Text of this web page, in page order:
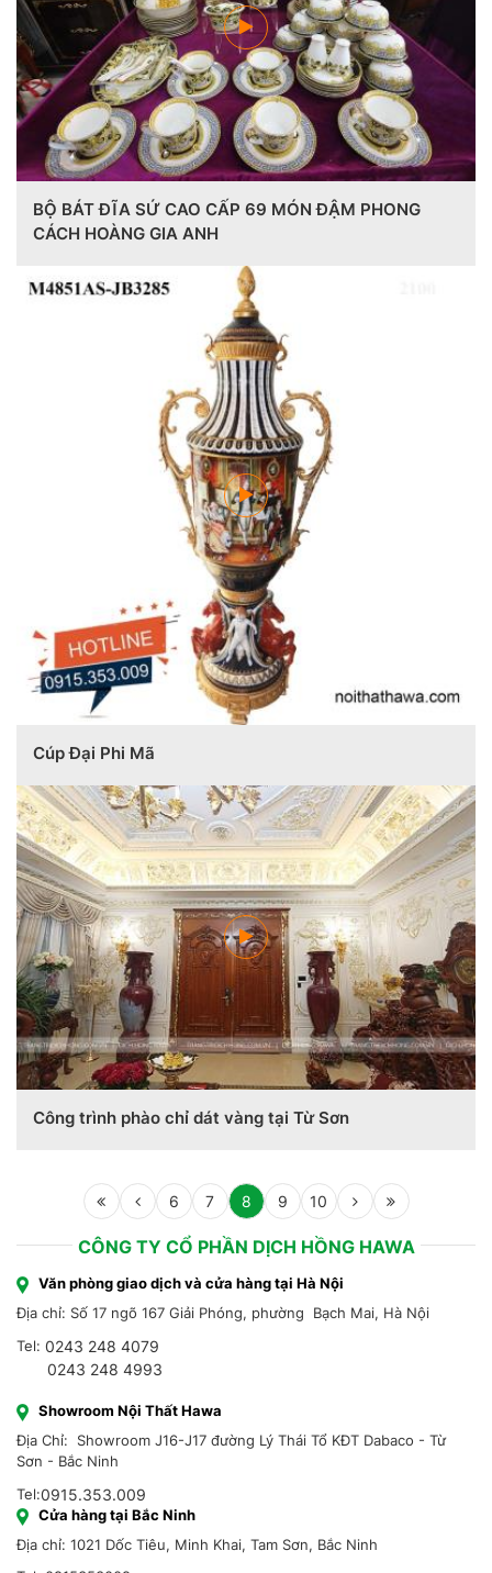
BỘ BÁT ĐĨA SỨ CAO CẤP 69 MÓN ĐẬM PHONG
CÁCH HOÀNG GIA ANH
Cúp Đại Phi Mã
Công trình phào chỉ dát vàng tại Từ Sơn
6 7 8 9 10
CÔNG TY CỔ PHẦN DỊCH HỒNG HAWA
Văn phòng giao dịch và cửa hàng tại Hà Nội
Địa chỉ: Số 17 ngõ 167 Giải Phóng, phường Bạch Mai, Hà Nội
Tel: 0243 248 4079
0243 248 4993
Showroom Nội Thất Hawa
Địa Chỉ: Showroom J16-J17 đường Lý Thái Tổ KĐT Dabaco - Từ
Sơn - Bắc Ninh
Tel:0915.353.009
Cửa hàng tại Bắc Ninh
Địa chỉ: 1021 Dốc Tiêu, Minh Khai, Tam Sơn, Bắc Ninh